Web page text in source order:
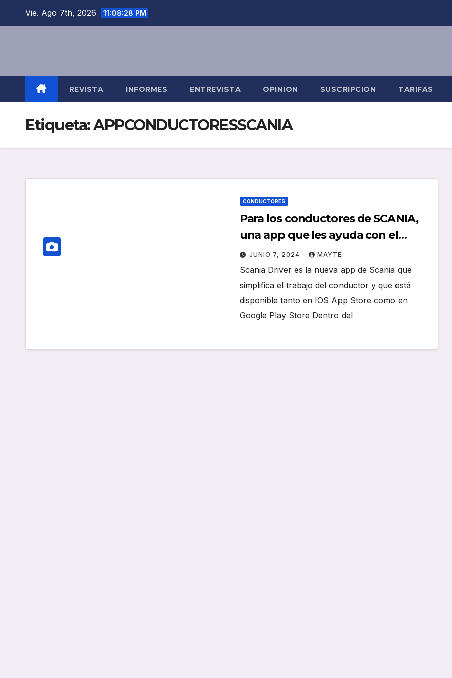
Vie. Ago 7th, 2026 11:08:28 PM
REVISTA INFORMES ENTREVISTA OPINION SUSCRIPCION TARIFAS
Etiqueta:APPCONDUCTORESSCANIA
CONDUCTORES
Para los conductores de SCANIA,
una app que les ayuda con el
trabajo
JUNIO 7, 2024 MAYTE
Scania Driver es la nueva app de Scania que
simplifica el trabajo del conductor y que está
disponible tanto en IOS App Store como en
Google Play Store Dentro del